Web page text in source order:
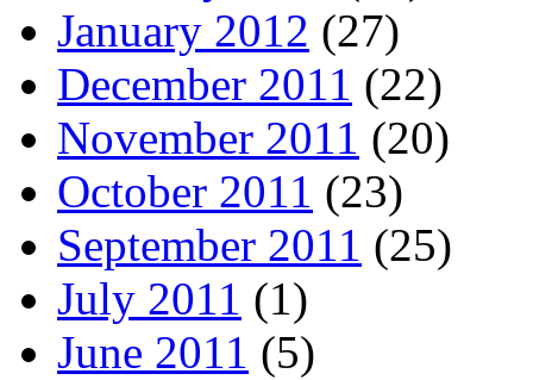
January 2012 (27)
December 2011 (22)
November 2011 (20)
October 2011 (23)
September 2011 (25)
July 2011 (1)
June 2011 (5)